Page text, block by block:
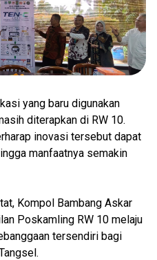
yang baru digunakan
diterapkan di RW 10.
inovasi tersebut dapat
manfaatnya semakin
Kompol Bambang Askar
Poskamling RW 10 melaju
tersendiri bagi